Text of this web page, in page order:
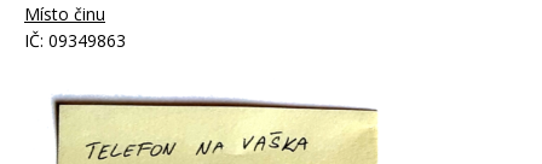
Místo činu
IČ: 09349863